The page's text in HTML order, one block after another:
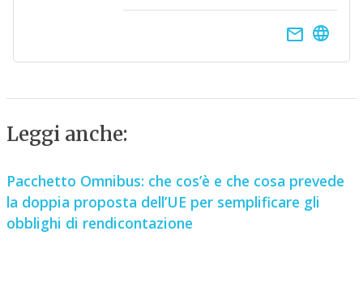
email
Leggi anche:
Pacchetto Omnibus: che cos’è e che cosa prevede
la doppia proposta dell’UE per semplificare gli
obblighi di rendicontazione